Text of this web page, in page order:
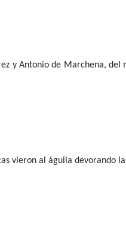
y Antonio de Marchena,
vieron al águila devorando